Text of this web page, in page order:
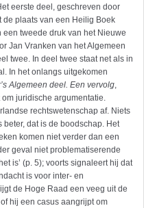
eerste deel, geschreven door
de plaats van een Heilig Boek
tweede druk van het Nieuwe
Jan Vranken van het Algemeen
twee. In deel twee staat net als in
In het onlangs uitgekomen
Algemeen deel. Een vervolg,
juridische argumentatie.
rechtswetenschap af. Niets
dat is de boodschap. Het
komen niet verder dan een
geval niet problematiserende
is’ (p. 5); voorts signaleert hij dat
is voor inter- en
de Hoge Raad een veeg uit de
hij een casus aangrijpt om